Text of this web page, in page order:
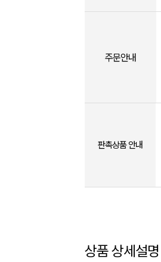
주문안내
판촉상품 안내
상품 상세설명